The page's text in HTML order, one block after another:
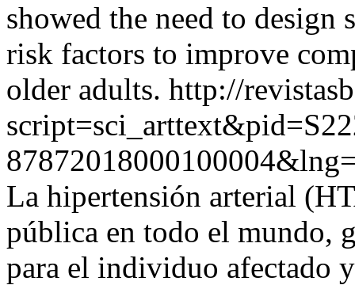
showed the need to design
risk factors to improve
older adults. http://
La hipertensión arterial
pública en todo el mundo,
para el individuo afectado